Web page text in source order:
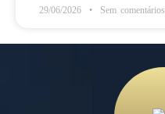
29/06/2026 Sem comentários